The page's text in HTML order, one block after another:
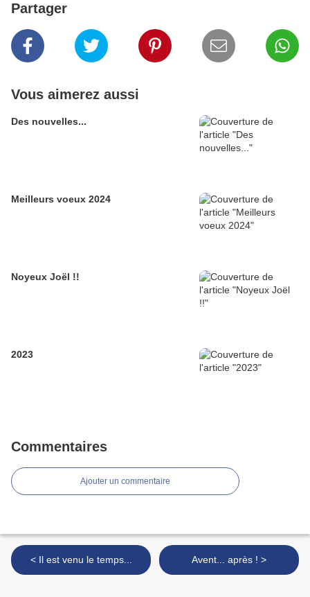
Partager
Vous aimerez aussi
Des nouvelles...
Meilleurs voeux 2024
Noyeux Joël !!
2023
Commentaires
Ajouter un commentaire
< Il est venu le temps... Avent... après ! >